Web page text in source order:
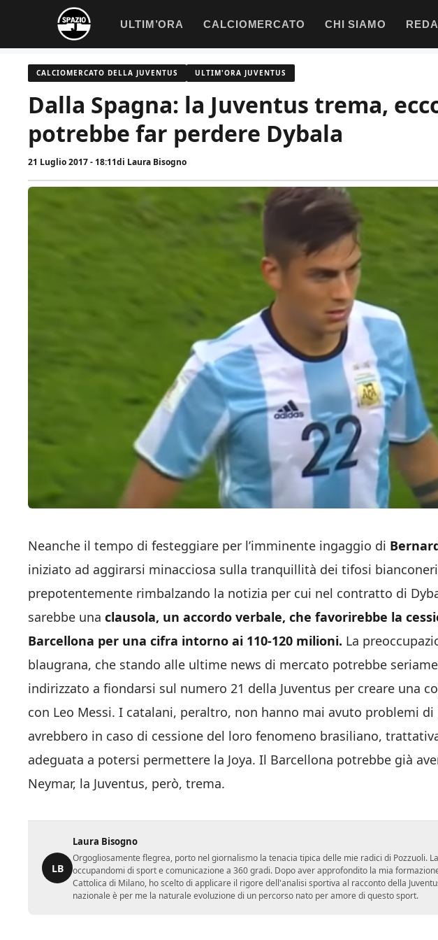
contenuto
ULTIM’ORA CALCIOMERCATO CHI SIAMO
CALCIOMERCATO DELLA JUVENTUS ULTIM'ORA JUVENTUS
Dalla Spagna: la Juventus trema,
potrebbe far perdere Dybala
21 Luglio 2017 - 18:11di Laura Bisogno
Neanche il tempo di festeggiare per l’imminente ingaggio di
iniziato ad aggirarsi minacciosa sulla tranquillità dei tifosi
prepotentemente rimbalzando la notizia per cui nel contratto di
sarebbe una clausola, un accordo verbale, che favorirebbe la
Barcellona per una cifra intorno ai 110-120 milioni. La
blaugrana, che stando alle ultime news di mercato potrebbe
indirizzato a fiondarsi sul numero 21 della Juventus per creare una
con Leo Messi. I catalani, peraltro, non hanno mai avuto problemi
avrebbero in caso di cessione del loro fenomeno brasiliano,
adeguata a potersi permettere la Joya. Il Barcellona potrebbe già
Neymar, la Juventus, però, trema.
LB
Laura Bisogno
Orgogliosamente flegrea, porto nel giornalismo la tenacia tipica delle mie radici di Pozzuoli.
occupandomi di sport e comunicazione a 360 gradi. Dopo aver approfondito la mia
Cattolica di Milano, ho scelto di applicare il rigore dell'analisi sportiva al racconto della
nazionale è per me la naturale evoluzione di un percorso nato per amore di questo sport.